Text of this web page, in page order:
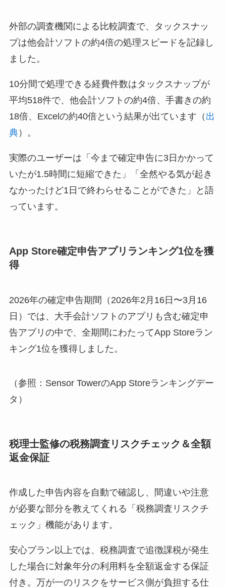
外部の調査機関による比較調査で、タックスナッ
プは他会計ソフトの約4倍の処理スピードを記録し
ました。
10分間で処理できる経費件数はタックスナップが
平均518件で、他会計ソフトの約4倍、手書きの約
18倍、Excelの約40倍という結果が出ています（ 出
典）。
実際のユーザーは「今まで確定申告に3日かかって
いたが1.5時間に短縮できた」「全然やる気が起き
なかったけど1日で終わらせることができた」と語
っています。
App Store確定申告アプリランキング1位を獲
得
2026年の確定申告期間（2026年2月16日〜3月16
日）では、大手会計ソフトのアプリも含む確定申
告アプリの中で、全期間にわたってApp Storeラン
キング1位を獲得しました。
（参照：Sensor TowerのApp Storeランキングデー
タ）
税理士監修の税務調査リスクチェック＆全額
返金保証
作成した申告内容を自動で確認し、間違いや注意
が必要な部分を教えてくれる「税務調査リスクチ
ェック」機能があります。
安心プラン以上では、税務調査で追徴課税が発生
した場合に対象年分の利用料を全額返金する保証
付き。万が一のリスクをサービス側が負担する仕